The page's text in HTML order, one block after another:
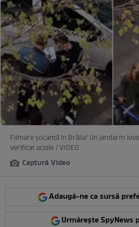
Filmare șocantă în Brăila! Un jandarm
verificat actele / VIDEO
Captură Video
Adaugă-ne ca sursă
Urmărește SpyNews